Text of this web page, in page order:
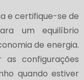
e certifique-se de
um equilíbrio
de energia.
configurações
quando estiver